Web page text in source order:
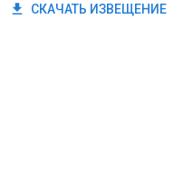
get_app СКАЧАТЬ ИЗВЕЩЕНИЕ